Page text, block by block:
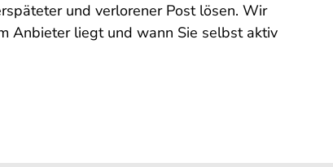
und verlorener Post lösen. Wir
Anbieter liegt und wann Sie selbst aktiv